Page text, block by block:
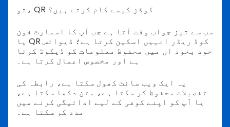
تو، QR کوڈز کیسے کام کرتے ہیں؟
سب سے تیز جواب وقت آتا ہے جب آپ کا اسمارٹ فون
یا QR کوڈ ریڈر انہیں اسکین کرتا ہے؛ ڈیوائس
خود بخود ان میں محفوظ معلومات کو ڈیکوڈ کرتا
ہے اور مخصوص اعمال کرتا ہے۔
یہ ایک ویب سائٹ کھول سکتا ہے، رابطہ کی
تفصیلات محفوظ کر سکتا ہے، متن دکھا سکتا ہے،
یا آپ کو اپنے کوفی کے لیے ادائیگی کرنے میں
مدد کر سکتا ہے۔